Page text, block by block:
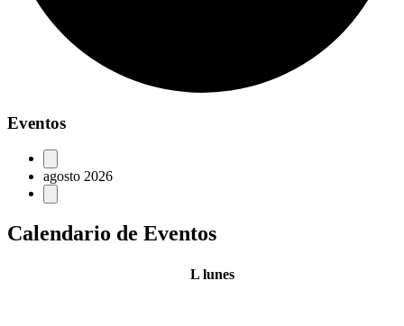
Eventos
agosto 2026
Calendario de Eventos
L lunes